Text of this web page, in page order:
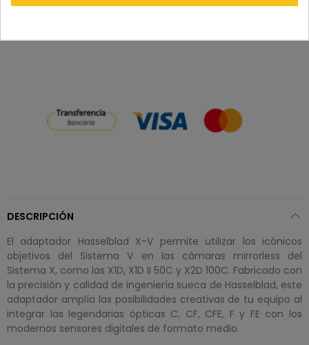
DESCRIPCIÓN
El adaptador Hasselblad X-V permite utilizar los icónicos
objetivos del Sistema V en las cámaras mirrorless del
Sistema X, como las X1D, X1D II 50C y X2D 100C. Fabricado con
la precisión y calidad de ingeniería sueca de Hasselblad, este
adaptador amplía las posibilidades creativas de tu equipo al
integrar las legendarias ópticas C, CF, CFE, F y FE con los
modernos sensores digitales de formato medio.